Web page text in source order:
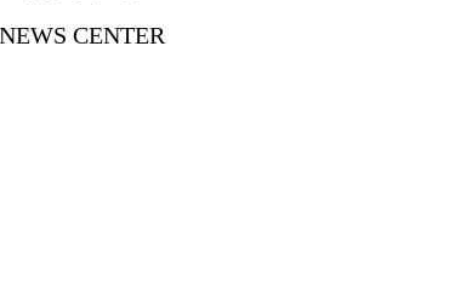
NEWS CENTER